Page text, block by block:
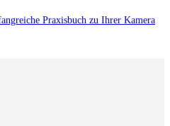
Praxisbuch zu Ihrer Kamera